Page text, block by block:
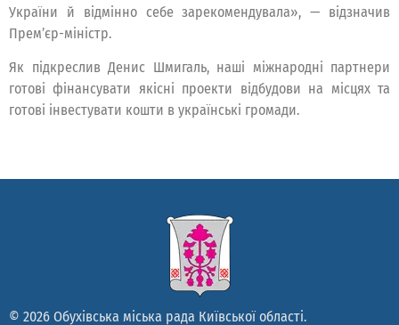
України й відмінно себе зарекомендувала», — відзначив
Прем’єр-міністр.
Як підкреслив Денис Шмигаль, наші міжнародні партнери
готові фінансувати якісні проекти відбудови на місцях та
готові інвестувати кошти в українські громади.
© 2026 Обухівська міська рада Київської області.